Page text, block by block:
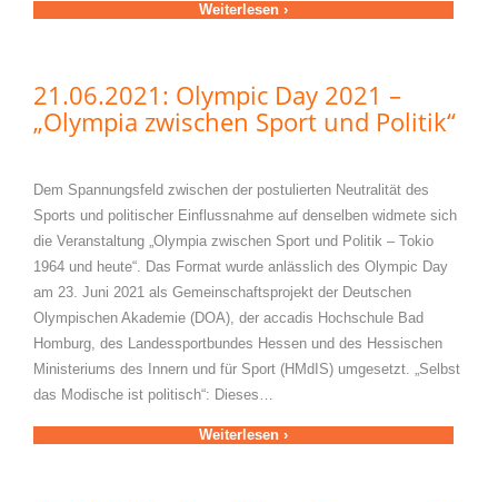
Weiterlesen ›
21.06.2021: Olympic Day 2021 –
„Olympia zwischen Sport und Politik“
Dem Spannungsfeld zwischen der postulierten Neutralität des
Sports und politischer Einflussnahme auf denselben widmete sich
die Veranstaltung „Olympia zwischen Sport und Politik – Tokio
1964 und heute“. Das Format wurde anlässlich des Olympic Day
am 23. Juni 2021 als Gemeinschaftsprojekt der Deutschen
Olympischen Akademie (DOA), der accadis Hochschule Bad
Homburg, des Landessportbundes Hessen und des Hessischen
Ministeriums des Innern und für Sport (HMdIS) umgesetzt. „Selbst
das Modische ist politisch“: Dieses…
Weiterlesen ›